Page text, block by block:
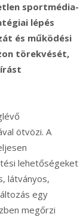
sportmédia-
lépés
és működési
törekvését,
ötvözi. A
lehetőségeket
látványos,
egy
megőrzi